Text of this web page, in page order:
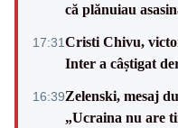
că plănuiau
17:31Cristi Chivu,
Inter a câștigat
16:39Zelenski, mesaj
„Ucraina nu are